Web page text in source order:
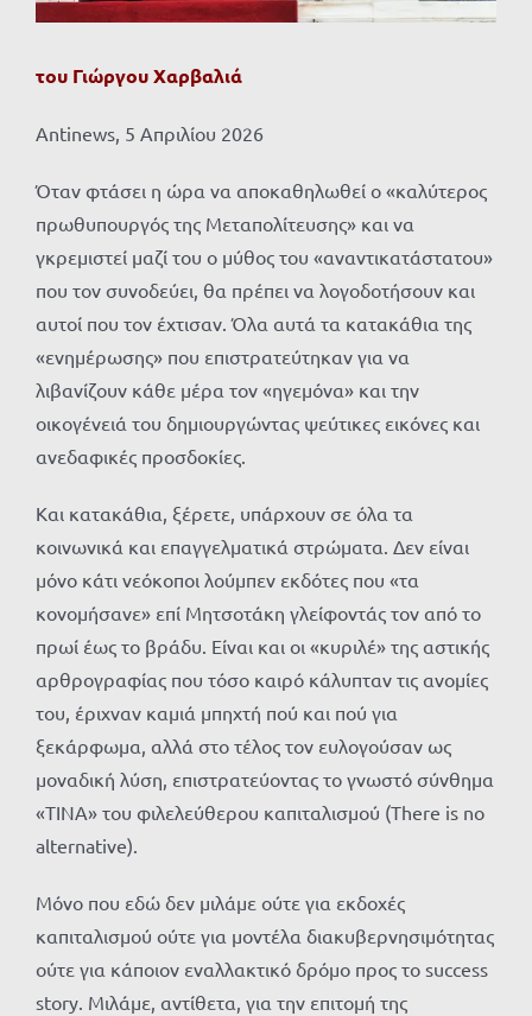
του Γιώργου Χαρβαλιά
Αntinews, 5 Απριλίου 2026
Όταν φτάσει η ώρα να αποκαθηλωθεί ο «καλύτερος
πρωθυπουργός της Μεταπολίτευσης» και να
γκρεμιστεί μαζί του ο μύθος του «αναντικατάστατου»
που τον συνοδεύει, θα πρέπει να λογοδοτήσουν και
αυτοί που τον έχτισαν. Όλα αυτά τα κατακάθια της
«ενημέρωσης» που επιστρατεύτηκαν για να
λιβανίζουν κάθε μέρα τον «ηγεμόνα» και την
οικογένειά του δημιουργώντας ψεύτικες εικόνες και
ανεδαφικές προσδοκίες.
Και κατακάθια, ξέρετε, υπάρχουν σε όλα τα
κοινωνικά και επαγγελματικά στρώματα. Δεν είναι
μόνο κάτι νεόκοποι λούμπεν εκδότες που «τα
κονομήσανε» επί Μητσοτάκη γλείφοντάς τον από το
πρωί έως το βράδυ. Είναι και οι «κυριλέ» της αστικής
αρθρογραφίας που τόσο καιρό κάλυπταν τις ανομίες
του, έριχναν καμιά μπηχτή πού και πού για
ξεκάρφωμα, αλλά στο τέλος τον ευλογούσαν ως
μοναδική λύση, επιστρατεύοντας το γνωστό σύνθημα
«ΤΙΝΑ» του φιλελεύθερου καπιταλισμού (There is no
alternative).
Μόνο που εδώ δεν μιλάμε ούτε για εκδοχές
καπιταλισμού ούτε για μοντέλα διακυβερνησιμότητας
ούτε για κάποιον εναλλακτικό δρόμο προς το success
story. Μιλάμε, αντίθετα, για την επιτομή της